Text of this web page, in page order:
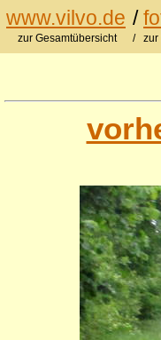
www.vilvo.de /
zur Gesamtübersicht / zur